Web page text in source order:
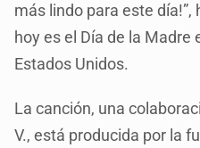
más lindo para este
hoy es el Día de la
Estados Unidos.
La canción, una
V., está producida por la